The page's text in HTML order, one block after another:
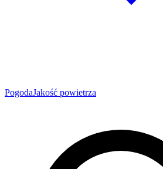
PogodaJakość powietrza